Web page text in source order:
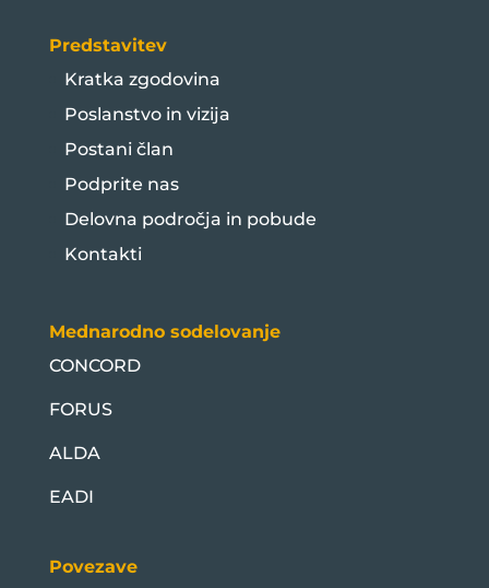
Predstavitev
Kratka zgodovina
Poslanstvo in vizija
Postani član
Podprite nas
Delovna področja in pobude
Kontakti
Mednarodno sodelovanje
CONCORD
FORUS
ALDA
EADI
Povezave